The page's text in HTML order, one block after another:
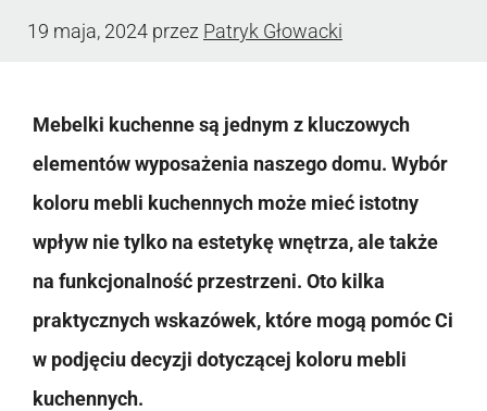
19 maja, 2024 przez Patryk Głowacki
Mebelki kuchenne są jednym z kluczowych
elementów wyposażenia naszego domu. Wybór
koloru mebli kuchennych może mieć istotny
wpływ nie tylko na estetykę wnętrza, ale także
na funkcjonalność przestrzeni. Oto kilka
praktycznych wskazówek, które mogą pomóc Ci
w podjęciu decyzji dotyczącej koloru mebli
kuchennych.